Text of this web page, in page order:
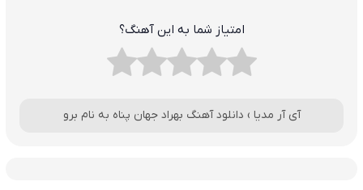
امتیاز شما به این آهنگ؟
آی آر مدیا › دانلود آهنگ بهراد جهان پناه به نام برو